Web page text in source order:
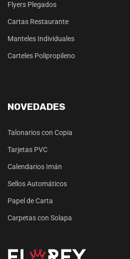
Flyers Plegados
Cartas Restaurante
Manteles Individuales
Carteles Polipropileno
NOVEDADES
Talonarios con Copia
Tarjetas PVC
Calendarios Imán
Sellos Automáticos
Papel de Carta
Carpetas con Solapa